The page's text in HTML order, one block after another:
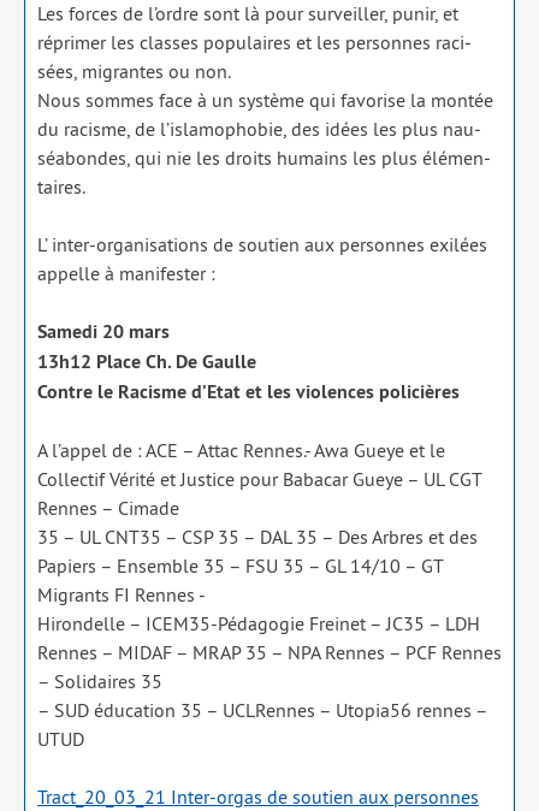
Les forces de l’ordre sont là pour sur­veiller, punir, et
répri­mer les classes popu­laires et les per­sonnes raci­
sées, migrantes ou non.
Nous sommes face à un sys­tème qui favo­rise la mon­tée
du racisme, de l’islamophobie, des idées les plus nau­
séa­bondes, qui nie les droits humains les plus élé­men­
taires.
L’ inter-orga­ni­sa­tions de sou­tien aux per­sonnes exi­lées
appelle à mani­fes­ter :
Samedi 20 mars
13h12 Place Ch. De Gaulle
Contre le Racisme d’Etat et les vio­lences poli­cières
A l’appel de : ACE – Attac Rennes.- Awa Gueye et le
Collectif Vérité et Justice pour Babacar Gueye – UL CGT
Rennes – Cimade
35 – UL CNT35 – CSP 35 – DAL 35 – Des Arbres et des
Papiers – Ensemble 35 – FSU 35 – GL 14/​10 – GT
Migrants FI Rennes -
Hirondelle – ICEM35-Pédagogie Freinet – JC35 – LDH
Rennes – MIDAF – MRAP 35 – NPA Rennes – PCF Rennes
– Solidaires 35
– SUD édu­ca­tion 35 – UCLRennes – Utopia56 rennes –
UTUD
Tract_​20_​03_​21 Inter-orgas de sou­tien aux per­sonnes